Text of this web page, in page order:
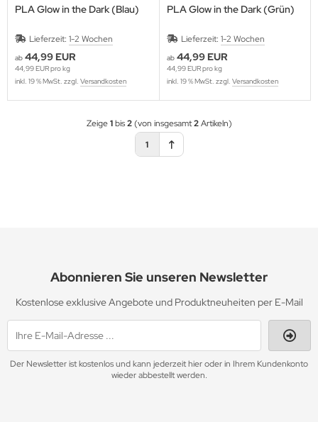
PLA Glow in the Dark (Blau)
Lieferzeit: 1-2 Wochen
ab 44,99 EUR
44,99 EUR pro kg
inkl. 19 % MwSt. zzgl. Versandkosten
PLA Glow in the Dark (Grün)
Lieferzeit: 1-2 Wochen
ab 44,99 EUR
44,99 EUR pro kg
inkl. 19 % MwSt. zzgl. Versandkosten
Zeige1bis2(von insgesamt2Artikeln)
1
Abonnieren Sie unseren Newsletter
Kostenlose exklusive Angebote und Produktneuheiten per E-Mail
Der Newsletter ist kostenlos und kann jederzeit hier oder in Ihrem Kundenkonto
wieder abbestellt werden.